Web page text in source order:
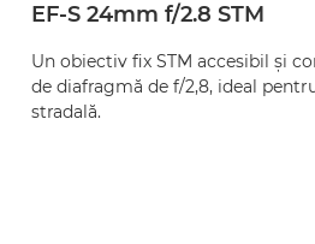
EF-S 24mm f/2.8 STM
Un obiectiv fix STM accesibil şi
de diafragmă de f/2,8, ideal
stradală.